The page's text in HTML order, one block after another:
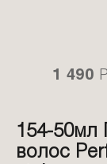
1 490 P
154-
волос